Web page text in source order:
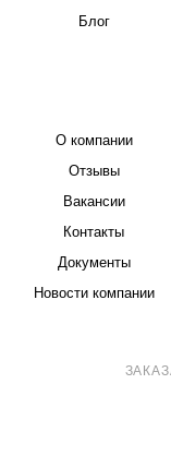
Блог
О компании
Отзывы
Вакансии
Контакты
Документы
Новости компании